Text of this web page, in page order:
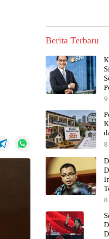
Berita Terbaru
9
8
8